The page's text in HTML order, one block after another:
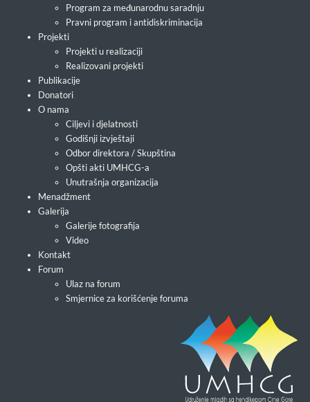
Program za međunarodnu saradnju
Pravni program i antidiskriminacija
Projekti
Projekti u realizaciji
Realizovani projekti
Publikacije
Donatori
O nama
Ciljevi i djelatnosti
Godišnji izvještaji
Odbor direktora / Skupština
Opšti akti UMHCG-a
Unutrašnja organizacija
Menadžment
Galerija
Galerije fotografija
Video
Kontakt
Forum
Ulaz na forum
Smjernice za korišćenje foruma